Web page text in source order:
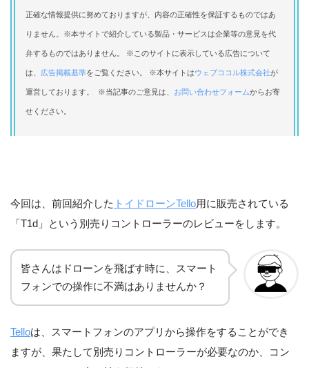
正確な情報提供に努めておりますが、内容の正確性を保証するものではあ
りません。※本サイトで紹介している製品・サービスは企業等の意見を代
弁するものではありません。 ※このサイトに表示している広告について
は、 広告掲載基準をご覧ください。 ※本サイトはウェブココル株式会社が
運営しております。 ※当記事のご意見は、 お問い合わせフォームからお寄
せください。
今回は、前回紹介した トイドローンTello用に販売されている
「T1d」という別売りコントローラーのレビューをします。
皆さんはドローンを飛ばす時に、スマート
フォンでの操作に不満はありませんか？
Telloは、スマートフォンのアプリから操作をすることができ
ますが、果たして別売りコントローラーが必要なのか、コン